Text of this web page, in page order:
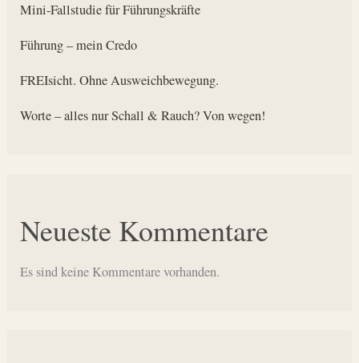
Mini-Fallstudie für Führungskräfte
Führung – mein Credo
FREIsicht. Ohne Ausweichbewegung.
Worte – alles nur Schall & Rauch? Von wegen!
Neueste Kommentare
Es sind keine Kommentare vorhanden.